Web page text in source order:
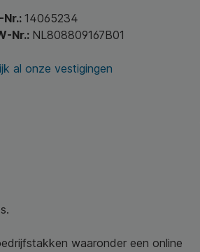
Nr.:14065234
Nr.: NL808809167B01
al onze vestigingen
waaronder een online